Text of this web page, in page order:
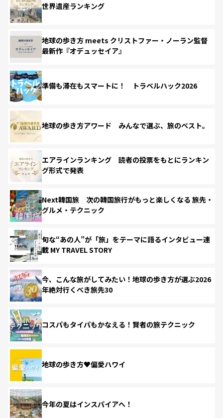
世界遺産ランキング
地球の歩き方 meets クリストファー・ノーラン監督
最新作『オデュッセイア』
準備も滞在もスマートに！ トラベルハック2026
地球の歩き方アワード みんなで選ぶ、旅のベスト。
エアラインランキング 読者の投票をもとにランキン
グ形式で発表
Next韓国旅 次の韓国旅行がもっと楽しくなる 旅先・
グルメ・テクニック
旬な“あの人”が「旅」をテーマに語るインタビュー連
載 MY TRAVEL STORY
今、こんな旅がしてみたい！地球の歩き方が選ぶ2026
年絶対行くべき旅先30
コスパもタイパもかなえる！賢者の旅テクニック
地球の歩き方♥偏愛ハワイ
今年の夏はインスパイアへ！